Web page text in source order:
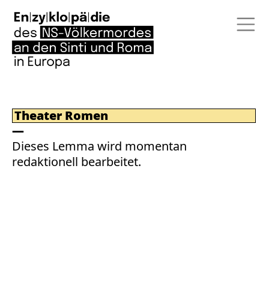
Theater Romen
Dieses Lemma wird momentan
redaktionell bearbeitet.